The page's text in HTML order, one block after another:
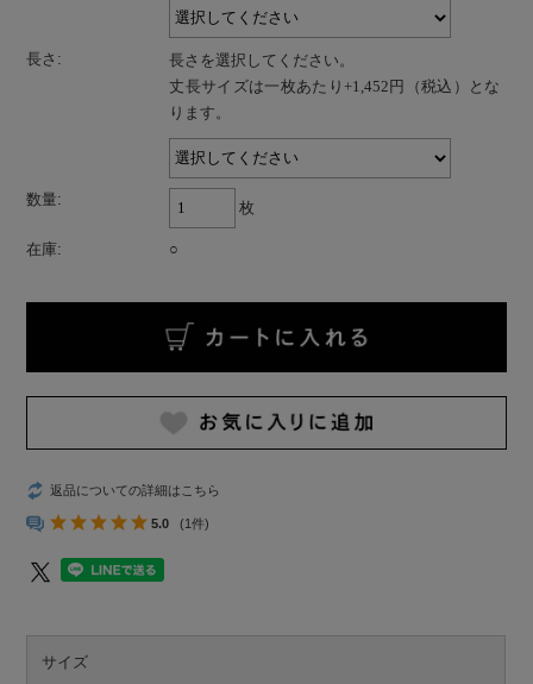
長さ:
長さを選択してください。
丈長サイズは一枚あたり+1,452円（税込）とな
ります。
数量: 枚
在庫: ○
返品についての詳細はこちら
5.0 (1件)
サイズ